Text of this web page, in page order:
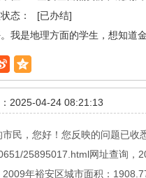
态：
[已办结]
我是地理方面的学生，想知道
2025-04-24 08:21:13
市民，您好！您反映的问题已收
25895017.html网址查询，
2009年裕安区城市面积：